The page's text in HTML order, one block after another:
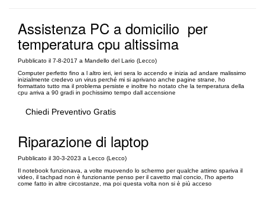
Assistenza PC a domicilio per
temperatura cpu altissima
Pubblicato il 7-8-2017 a Mandello del Lario (Lecco)
Computer perfetto fino a l altro ieri, ieri sera lo accendo e inizia ad andare malissimo
inizialmente credevo un virus perché mi si aprivano anche pagine strane, ho
formattato tutto ma il problema persiste e inoltre ho notato che la temperatura della
cpu arriva a 90 gradi in pochissimo tempo dall accensione
Chiedi Preventivo Gratis
Riparazione di laptop
Pubblicato il 30-3-2023 a Lecco (Lecco)
Il notebook funzionava, a volte muovendo lo schermo per qualche attimo spariva il
video, il tachpad non è funzionante penso per il cavetto mal concio, l'ho aperto
come fatto in altre circostanze, ma poi questa volta non si è più acceso